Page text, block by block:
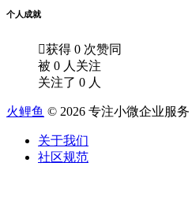
个人成就
获得 0 次赞同
被 0 人关注
关注了 0 人
火鲤鱼 © 2026 专注小微企业服务
关于我们
社区规范